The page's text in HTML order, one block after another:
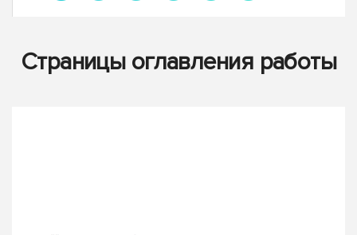
Страницы оглавления работы